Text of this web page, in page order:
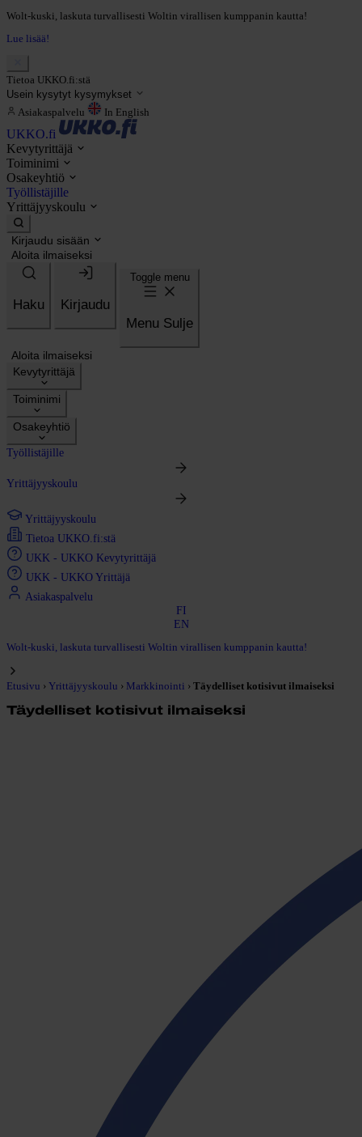
Wolt-kuski, laskuta turvallisesti Woltin virallisen kumppanin kautta!
Lue lisää!
Tietoa UKKO.fi:stä
Usein kysytyt kysymykset
Asiakaspalvelu In English
UKKO.fi
Kevytyrittäjä
Toiminimi
Osakeyhtiö
Työllistäjille
Yrittäjyyskoulu
Kirjaudu sisään
Aloita ilmaiseksi
Haku Kirjaudu
Toggle menu
Menu Sulje
Aloita ilmaiseksi
Kevytyrittäjä
Toiminimi
Osakeyhtiö
Työllistäjille
Yrittäjyyskoulu
Yrittäjyyskoulu
Tietoa UKKO.fi:stä
UKK - UKKO Kevytyrittäjä
UKK - UKKO Yrittäjä
Asiakaspalvelu
FI
EN
Wolt-kuski, laskuta turvallisesti Woltin virallisen kumppanin kautta!
Etusivu › Yrittäjyyskoulu › Markkinointi › Täydelliset kotisivut ilmaiseksi
Täydelliset kotisivut ilmaiseksi